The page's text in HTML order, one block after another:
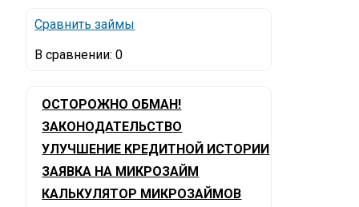
Сравнить займы
В сравнении:0
ОСТОРОЖНО ОБМАН!
ЗАКОНОДАТЕЛЬСТВО
УЛУЧШЕНИЕ КРЕДИТНОЙ ИСТОРИИ
ЗАЯВКА НА МИКРОЗАЙМ
КАЛЬКУЛЯТОР МИКРОЗАЙМОВ